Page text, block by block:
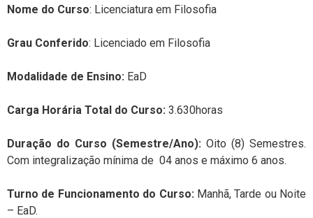
Nome do Curso: Licenciatura em Filosofia
Grau Conferido: Licenciado em Filosofia
Modalidade de Ensino: EaD
Carga Horária Total do Curso: 3.630horas
Duração do Curso (Semestre/Ano): Oito (8) Semestres.
Com integralização mínima de 04 anos e máximo 6 anos.
Turno de Funcionamento do Curso: Manhã, Tarde ou Noite
– EaD.